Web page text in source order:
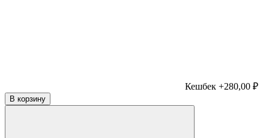
Кешбек +280,00 ₽
В корзину